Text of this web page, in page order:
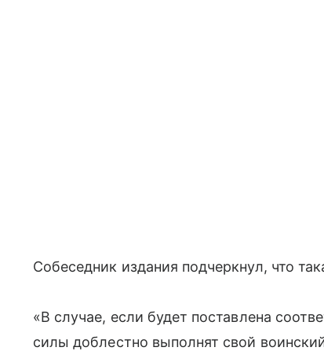
Собеседник издания подчеркнул, что
«В случае, если будет поставлена
силы доблестно выполнят свой